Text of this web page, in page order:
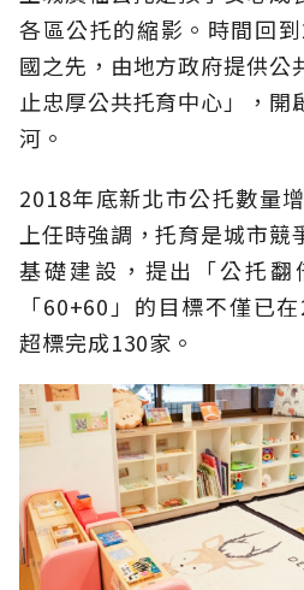
各區公托的縮影。時間回
國之先，由地方政府提供公
止忠厚公共托育中心」，開
河。
2018年底新北市公托數量
上任時強調，托育是城市競
基礎建設，提出「公托翻
「60+60」的目標不僅已
超標完成130家。